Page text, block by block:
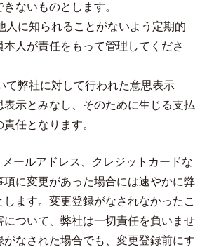
ないものとします。
人に知られることがないよう定期的
人が責任をもって管理してくださ
て弊社に対して行われた意思表示
表示とみなし、そのために生じる支払
任となります。
ールアドレス、クレジットカードな
項に変更があった場合には速やかに弊
ます。変更登録がなされなかったこ
について、弊社は一切責任を負いませ
がなされた場合でも、変更登録前にす